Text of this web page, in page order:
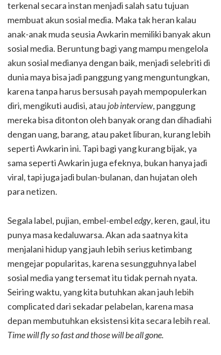
terkenal secara instan menjadi salah satu tujuan
membuat akun sosial media. Maka tak heran kalau
anak-anak muda seusia Awkarin memiliki banyak akun
sosial media. Beruntung bagi yang mampu mengelola
akun sosial medianya dengan baik, menjadi selebriti di
dunia maya bisa jadi panggung yang menguntungkan,
karena tanpa harus bersusah payah mempopulerkan
diri, mengikuti audisi, atau job interview, panggung
mereka bisa ditonton oleh banyak orang dan dihadiahi
dengan uang, barang, atau paket liburan, kurang lebih
seperti Awkarin ini. Tapi bagi yang kurang bijak, ya
sama seperti Awkarin juga efeknya, bukan hanya jadi
viral, tapi juga jadi bulan-bulanan, dan hujatan oleh
para netizen.
Segala label, pujian, embel-embeledgy, keren, gaul, itu
punya masa kedaluwarsa. Akan ada saatnya kita
menjalani hidup yang jauh lebih serius ketimbang
mengejar popularitas, karena sesungguhnya label
sosial media yang tersemat itu tidak pernah nyata.
Seiring waktu, yang kita butuhkan akan jauh lebih
complicated dari sekadar pelabelan, karena masa
depan membutuhkan eksistensi kita secara lebih real.
Time will fly so fast and those will be all gone.